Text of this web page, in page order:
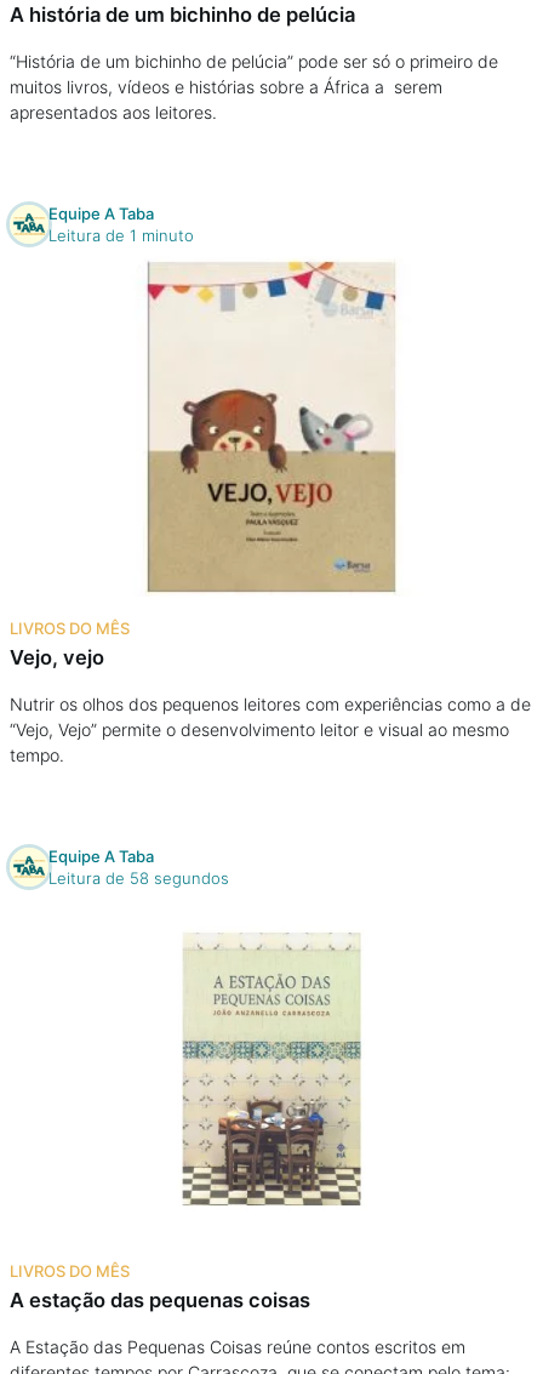
A história de um bichinho de pelúcia
“História de um bichinho de pelúcia” pode ser só o primeiro de
muitos livros, vídeos e histórias sobre a África a serem
apresentados aos leitores.
Equipe A Taba
Leitura de 1 minuto
LIVROS DO MÊS
Vejo, vejo
Nutrir os olhos dos pequenos leitores com experiências como a de
“Vejo, Vejo” permite o desenvolvimento leitor e visual ao mesmo
tempo.
Equipe A Taba
Leitura de 58 segundos
LIVROS DO MÊS
A estação das pequenas coisas
A Estação das Pequenas Coisas reúne contos escritos em